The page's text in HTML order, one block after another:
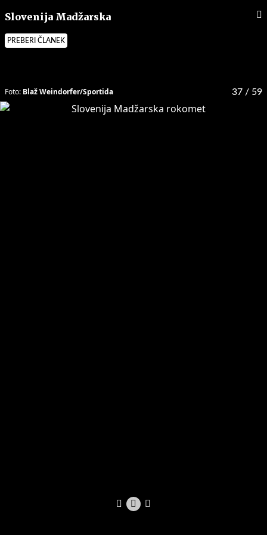
Slovenija Madžarska
PREBERI ČLANEK
37 / 59
Foto: Blaž Weindorfer/Sportida